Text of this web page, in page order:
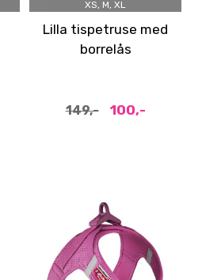
XS, M, XL
Lilla tispetruse med
borrelås
149,- 100,-